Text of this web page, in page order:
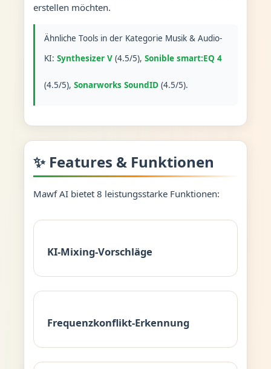
erstellen möchten.
Ähnliche Tools in der Kategorie Musik & Audio-
KI: Synthesizer V(4.5/5), Sonible smart:EQ 4
(4.5/5), Sonarworks SoundID(4.5/5).
✨ Features & Funktionen
Mawf AI bietet 8 leistungsstarke Funktionen:
KI-Mixing-Vorschläge
Frequenzkonflikt-Erkennung